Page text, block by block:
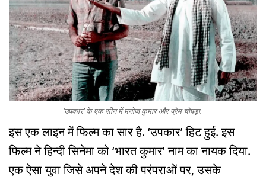
‘उपकार’ के एक सीन में मनोज कुमार और प्रेम चोपड़ा.
इस एक लाइन में फिल्म का सार है. ‘उपकार’ हिट हुई. इस
फिल्म ने हिन्दी सिनेमा को ‘भारत कुमार’ नाम का नायक दिया.
एक ऐसा युवा जिसे अपने देश की परंपराओं पर, उसके